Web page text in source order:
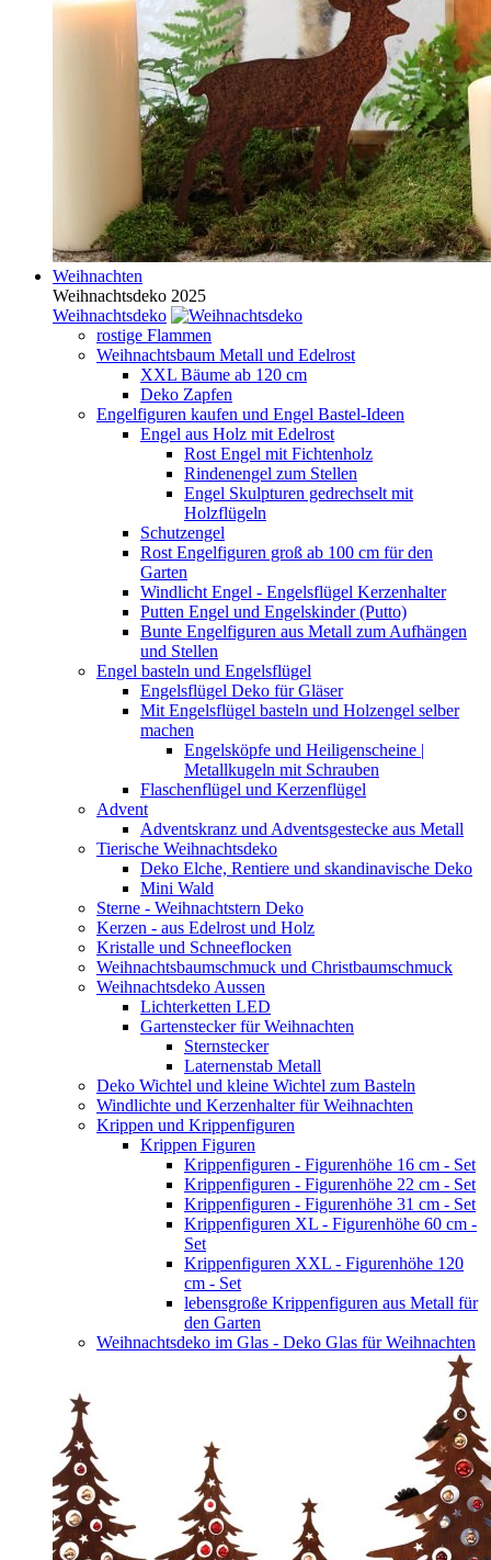
Weihnachten
Weihnachtsdeko 2025
Weihnachtsdeko
rostige Flammen
Weihnachtsbaum Metall und Edelrost
XXL Bäume ab 120 cm
Deko Zapfen
Engelfiguren kaufen und Engel Bastel-Ideen
Engel aus Holz mit Edelrost
Rost Engel mit Fichtenholz
Rindenengel zum Stellen
Engel Skulpturen gedrechselt mit
Holzflügeln
Schutzengel
Rost Engelfiguren groß ab 100 cm für den
Garten
Windlicht Engel - Engelsflügel Kerzenhalter
Putten Engel und Engelskinder (Putto)
Bunte Engelfiguren aus Metall zum Aufhängen
und Stellen
Engel basteln und Engelsflügel
Engelsflügel Deko für Gläser
Mit Engelsflügel basteln und Holzengel selber
machen
Engelsköpfe und Heiligenscheine |
Metallkugeln mit Schrauben
Flaschenflügel und Kerzenflügel
Advent
Adventskranz und Adventsgestecke aus Metall
Tierische Weihnachtsdeko
Deko Elche, Rentiere und skandinavische Deko
Mini Wald
Sterne - Weihnachtstern Deko
Kerzen - aus Edelrost und Holz
Kristalle und Schneeflocken
Weihnachtsbaumschmuck und Christbaumschmuck
Weihnachtsdeko Aussen
Lichterketten LED
Gartenstecker für Weihnachten
Sternstecker
Laternenstab Metall
Deko Wichtel und kleine Wichtel zum Basteln
Windlichte und Kerzenhalter für Weihnachten
Krippen und Krippenfiguren
Krippen Figuren
Krippenfiguren - Figurenhöhe 16 cm - Set
Krippenfiguren - Figurenhöhe 22 cm - Set
Krippenfiguren - Figurenhöhe 31 cm - Set
Krippenfiguren XL - Figurenhöhe 60 cm -
Set
Krippenfiguren XXL - Figurenhöhe 120
cm - Set
lebensgroße Krippenfiguren aus Metall für
den Garten
Weihnachtsdeko im Glas - Deko Glas für Weihnachten